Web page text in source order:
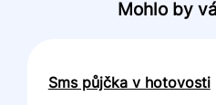
Mohlo by
Sms půjčka v hotovosti